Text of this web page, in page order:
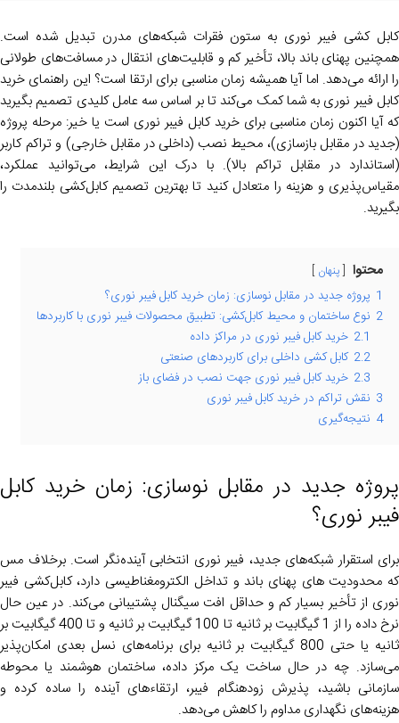
کابل‌ کشی فیبر نوری به ستون فقرات شبکه‌های مدرن تبدیل شده است.
همچنین پهنای باند بالا، تأخیر کم و قابلیت‌های انتقال در مسافت‌های طولانی
را ارائه می‌دهد. اما آیا همیشه زمان مناسبی برای ارتقا است؟ این راهنمای خرید
کابل فیبر نوری به شما کمک می‌کند تا بر اساس سه عامل کلیدی تصمیم بگیرید
که آیا اکنون زمان مناسبی برای خرید کابل فیبر نوری است یا خیر: مرحله پروژه
(جدید در مقابل بازسازی)، محیط نصب (داخلی در مقابل خارجی) و تراکم کاربر
(استاندارد در مقابل تراکم بالا). با درک این شرایط، می‌توانید عملکرد،
مقیاس‌پذیری و هزینه را متعادل کنید تا بهترین تصمیم کابل‌کشی بلندمدت را
بگیرید.
محتوا پنهان
1 پروژه جدید در مقابل نوسازی: زمان خرید کابل فیبر نوری؟
2 نوع ساختمان و محیط کابل‌کشی: تطبیق محصولات فیبر نوری با کاربردها
2.1 خرید کابل فیبر نوری در مراکز داده
2.2 کابل کشی داخلی برای کاربردهای صنعتی
2.3 خرید کابل فیبر نوری جهت نصب در فضای باز
3 نقش تراکم در خرید کابل فیبر نوری
4 نتیجه‌گیری
پروژه جدید در مقابل نوسازی: زمان خرید کابل
فیبر نوری؟
برای استقرار شبکه‌های جدید، فیبر نوری انتخابی آینده‌نگر است. برخلاف مس
که محدودیت‌ های پهنای باند و تداخل الکترومغناطیسی دارد، کابل‌کشی فیبر
نوری از تأخیر بسیار کم و حداقل افت سیگنال پشتیبانی می‌کند. در عین حال
نرخ داده را از 1 گیگابیت بر ثانیه تا 100 گیگابیت بر ثانیه و تا 400 گیگابیت بر
ثانیه یا حتی 800 گیگابیت بر ثانیه برای برنامه‌های نسل بعدی امکان‌پذیر
می‌سازد. چه در حال ساخت یک مرکز داده، ساختمان هوشمند یا محوطه
سازمانی باشید، پذیرش زودهنگام فیبر، ارتقاءهای آینده را ساده کرده و
هزینه‌های نگهداری مداوم را کاهش می‌دهد.